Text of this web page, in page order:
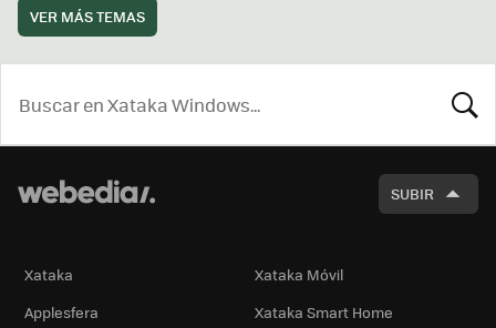
VER MÁS TEMAS
SUBIR
Xataka
Xataka Móvil
Applesfera
Xataka Smart Home